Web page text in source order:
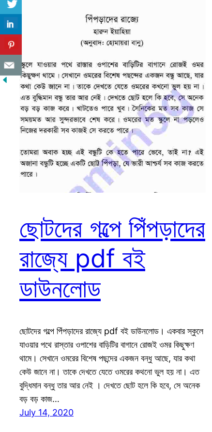
ছোটদের গল্পে পিঁপড়াদের
রাজ্যে pdf বই
ডাউনলোড
ছোটদের গল্পে পিঁপড়াদের রাজ্যে pdf বই ডাউনলোড। একবার স্কুলে
যাওয়ার পথে রাস্তার ওপাশের বাড়িটির বাগানে রোজই ওমর কিছুক্ষণ
থামে। সেখানে ওমরের বিশেষ পছন্দের একজন বন্ধু আছে, যার কথা
কেউ জানে না। তাকে দেখতে যেতে ওমরের কথনো ভুল হয় না। এত
বুদ্ধিমান বন্ধু তার আর নেই । দেখতে ছোট হলে কি হবে, সে অনেক
বড় বড় কাজ…
July 14, 2020